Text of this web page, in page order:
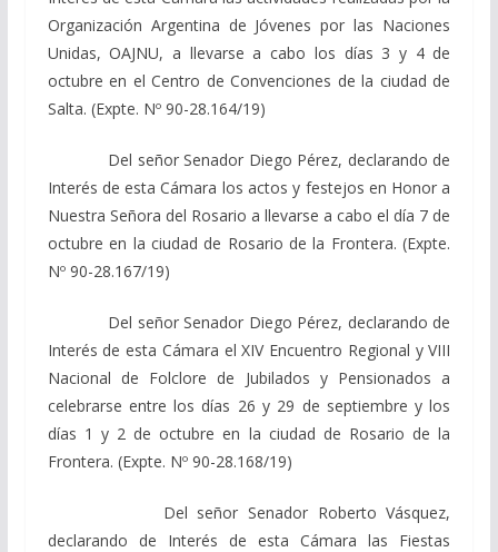
Organización Argentina de Jóvenes por las Naciones
Unidas, OAJNU, a llevarse a cabo los días 3 y 4 de
octubre en el Centro de Convenciones de la ciudad de
Salta. (Expte. Nº 90-28.164/19)
Del señor Senador Diego Pérez, declarando de
Interés de esta Cámara los actos y festejos en Honor a
Nuestra Señora del Rosario a llevarse a cabo el día 7 de
octubre en la ciudad de Rosario de la Frontera. (Expte.
Nº 90-28.167/19)
Del señor Senador Diego Pérez, declarando de
Interés de esta Cámara el XIV Encuentro Regional y VIII
Nacional de Folclore de Jubilados y Pensionados a
celebrarse entre los días 26 y 29 de septiembre y los
días 1 y 2 de octubre en la ciudad de Rosario de la
Frontera. (Expte. Nº 90-28.168/19)
Del señor Senador Roberto Vásquez,
declarando de Interés de esta Cámara las Fiestas